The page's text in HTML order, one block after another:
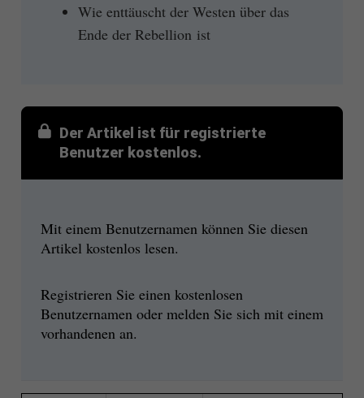
Wie enttäuscht der Westen über das
Ende der Rebellion ist
Der Artikel ist für registrierte
Benutzer kostenlos.
Mit einem Benutzernamen können Sie diesen
Artikel kostenlos lesen.
Registrieren Sie einen kostenlosen
Benutzernamen oder melden Sie sich mit einem
vorhandenen an.